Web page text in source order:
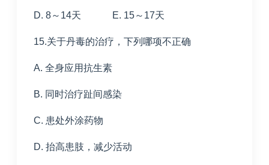
D. 8～14天 E. 15～17天
15.关于丹毒的治疗，下列哪项不正确
A. 全身应用抗生素
B. 同时治疗趾间感染
C. 患处外涂药物
D. 抬高患肢，减少活动